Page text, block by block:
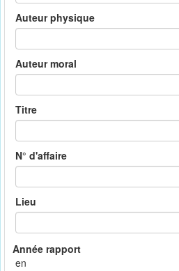
Auteur physique
Auteur moral
Titre
N° d'affaire
Lieu
en